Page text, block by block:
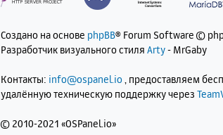
Создано на основе phpBB® Forum Software ©
Разработчик визуального стиля Arty- MrGaby
Контакты: info@ospanel.io, предоставляем
удалённую техническую поддержку через
© 2010-2021 «OSPanel.io»